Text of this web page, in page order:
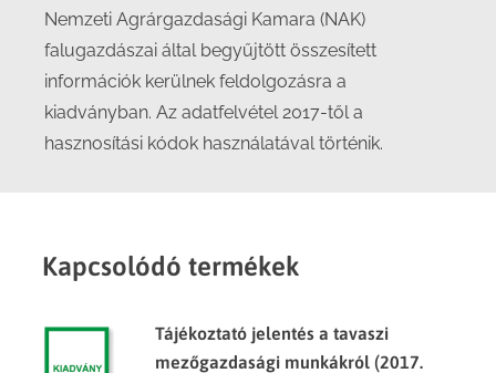
Nemzeti Agrárgazdasági Kamara (NAK)
falugazdászai által begyűjtött összesített
információk kerülnek feldolgozásra a
kiadványban. Az adatfelvétel 2017-től a
hasznosítási kódok használatával történik.
Kapcsolódó termékek
Tájékoztató jelentés a tavaszi
mezőgazdasági munkákról (2017.